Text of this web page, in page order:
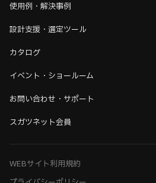
使用例・解決事例
設計支援・選定ツール
カタログ
イベント・ショールーム
お問い合わせ・サポート
スガツネット会員
WEBサイト利用規約